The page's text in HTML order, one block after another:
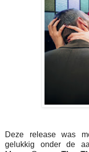
Deze release was
gelukkig onder de